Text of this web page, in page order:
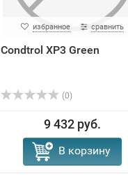
избранное сравнить
Condtrol XP3 Green
(0)
9 432 руб.
В корзину